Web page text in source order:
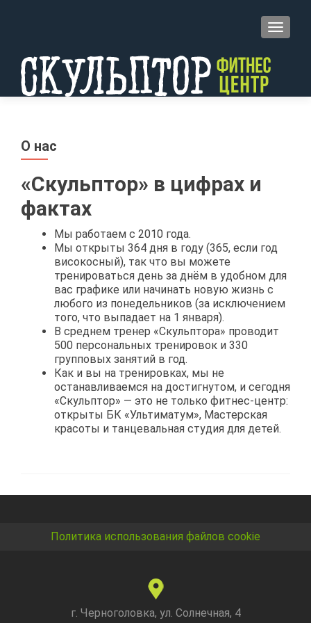
О нас
«Скульптор» в цифрах и
фактах
Мы работаем с 2010 года.
Мы открыты 364 дня в году (365, если год
високосный), так что вы можете
тренироваться день за днём в удобном для
вас графике или начинать новую жизнь с
любого из понедельников (за исключением
того, что выпадает на 1 января).
В среднем тренер «Скульптора» проводит
500 персональных тренировок и 330
групповых занятий в год.
Как и вы на тренировках, мы не
останавливаемся на достигнутом, и сегодня
«Скульптор» — это не только фитнес-центр:
открыты БК «Ультиматум», Мастерская
красоты и танцевальная студия для детей.
Политика использования файлов cookie
г. Черноголовка, ул. Солнечная, 4